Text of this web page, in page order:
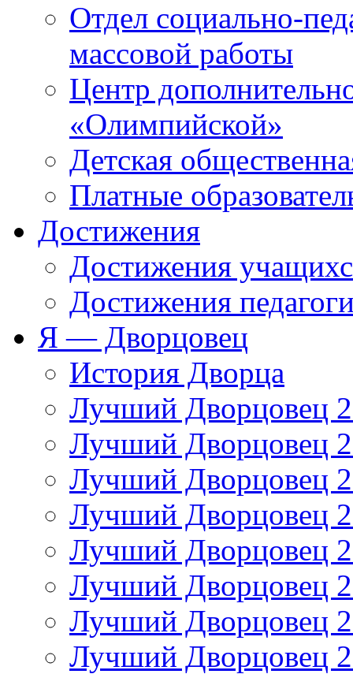
Отдел социально-
массовой работы
Центр
«Олимпийской»
Детская
Платные
Достижения
Достижения
Достижения
Я — Дворцовец
История Дворца
Лучший Дворцовец
Лучший Дворцовец
Лучший Дворцовец
Лучший Дворцовец
Лучший Дворцовец
Лучший Дворцовец
Лучший Дворцовец
Лучший Дворцовец